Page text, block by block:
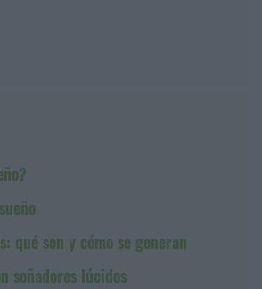
qué son y cómo se generan
soñadores lúcidos